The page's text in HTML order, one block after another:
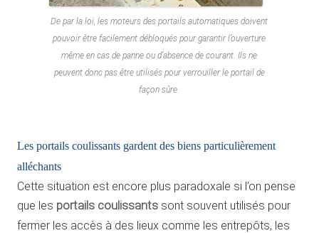
De par la loi, les moteurs des portails automatiques doivent
pouvoir être facilement débloqués pour garantir l’ouverture
même en cas de panne ou d’absence de courant. Ils ne
peuvent donc pas être utilisés pour verrouiller le portail de
façon sûre.
Les portails coulissants gardent des biens particulièrement
alléchants
Cette situation est encore plus paradoxale si l’on pense
que les portails coulissants sont souvent utilisés pour
fermer les accès à des lieux comme les entrepôts, les